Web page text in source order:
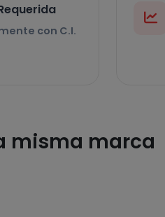
con C.I.
misma marca